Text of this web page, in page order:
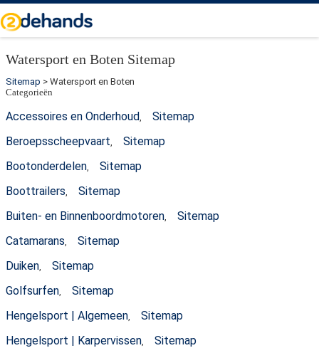
Watersport en Boten Sitemap
Sitemap > Watersport en Boten
Categorieën
Accessoires en Onderhoud,
Sitemap
Beroepsscheepvaart,
Sitemap
Bootonderdelen,
Sitemap
Boottrailers,
Sitemap
Buiten- en Binnenboordmotoren,
Sitemap
Catamarans,
Sitemap
Duiken,
Sitemap
Golfsurfen,
Sitemap
Hengelsport | Algemeen,
Sitemap
Hengelsport | Karpervissen,
Sitemap